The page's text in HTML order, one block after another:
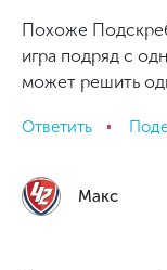
Похоже
игра подряд с
может решить
Ответить
Макс